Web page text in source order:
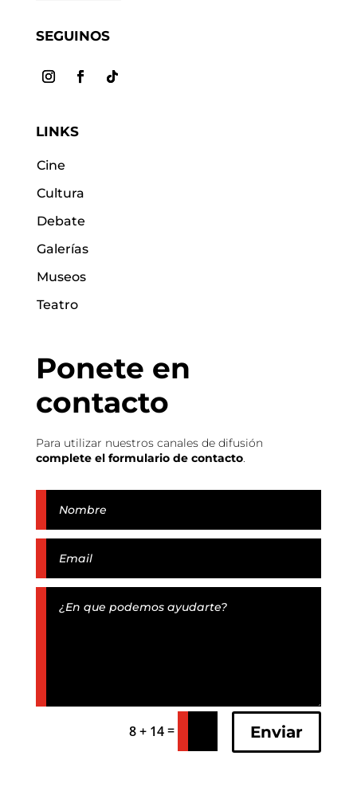
SEGUINOS
LINKS
Cine
Cultura
Debate
Galerías
Museos
Teatro
Ponete en
contacto
Para utilizar nuestros canales de difusión
complete el formulario de contacto.
8 + 14= Enviar